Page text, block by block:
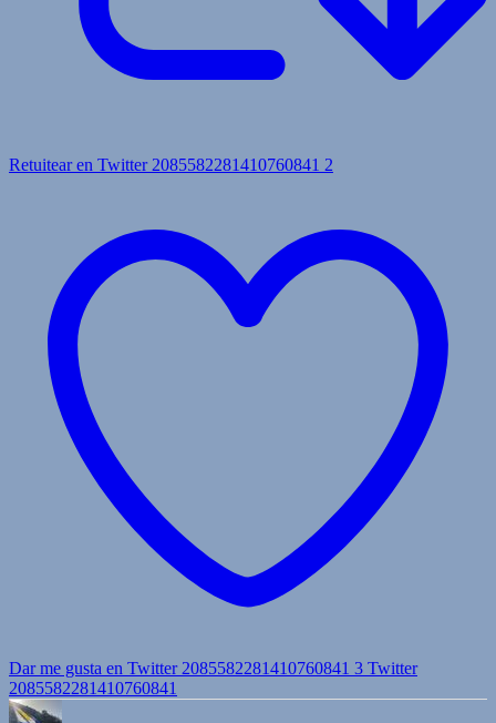
Retuitear en Twitter 2085582281410760841 2
Dar me gusta en Twitter 2085582281410760841 3 Twitter
2085582281410760841